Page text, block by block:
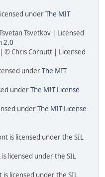
underThe MIT
Tsvetkov | Licensed
2.0
| © Chris Cornutt | Licensed
underThe MIT
underThe MIT License
underThe MIT License
is licensed under the SIL
licensed under the SIL
licensed under the SIL